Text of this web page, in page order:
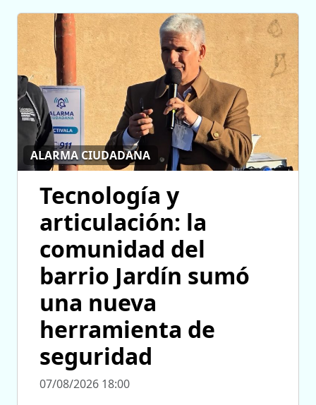
ALARMA CIUDADANA
Tecnología y
articulación: la
comunidad del
barrio Jardín sumó
una nueva
herramienta de
seguridad
07/08/2026 18:00